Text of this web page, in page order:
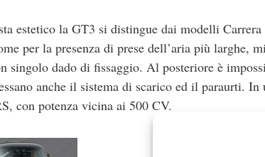
estetico la GT3 si distingue dai modelli
per la presenza di prese dell’aria più larghe,
singolo dado di fissaggio. Al posteriore è
anche il sistema di scarico ed il paraurti.
con potenza vicina ai 500 CV.